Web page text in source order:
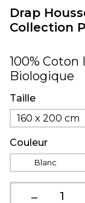
Drap
Collection
100%
Biologique
Taille
160 x 200 cm
Couleur
Blanc